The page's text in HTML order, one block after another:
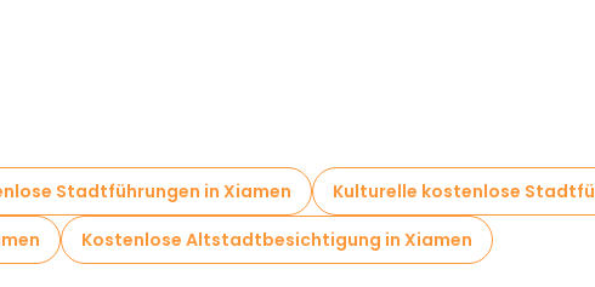
Stadtführungen in Xiamen
Kulturelle kostenlose
Kostenlose Altstadtbesichtigung in Xiamen